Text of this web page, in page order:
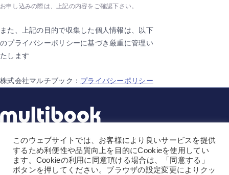
お申し込みの際は、上記の内容をご確認下さい。
また、上記の目的で収集した個人情報は、以下
のプライバシーポリシーに基づき厳重に管理い
たします
株式会社マルチブック： プライバシーポリシー
株式会社マルチブック
〒141-0031
東京都品川区西五反田1-1-8
このウェブサイトでは、お客様により良いサービスを提供
するため利便性や品質向上を目的にCookieを使用してい
ます。Cookieの利用に同意頂ける場合は、「同意する」
ボタンを押してください。ブラウザの設定変更によりクッ